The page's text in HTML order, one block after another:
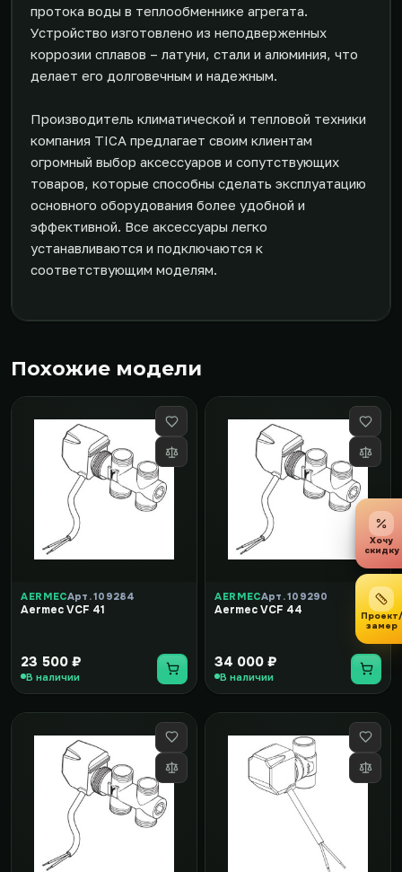
протока воды в теплообменнике агрегата.
Устройство изготовлено из неподверженных
коррозии сплавов – латуни, стали и алюминия, что
делает его долговечным и надежным.
Производитель климатической и тепловой техники
компания TICA предлагает своим клиентам
огромный выбор аксессуаров и сопутствующих
товаров, которые способны сделать эксплуатацию
основного оборудования более удобной и
эффективной. Все аксессуары легко
устанавливаются и подключаются к
соответствующим моделям.
Похожие модели
AERMECАрт. 109284
Aermec VCF 41
23 500 ₽
В наличии
AERMECАрт. 109290
Aermec VCF 44
34 000 ₽
В наличии
Хочу
скидку
Проект/
замер